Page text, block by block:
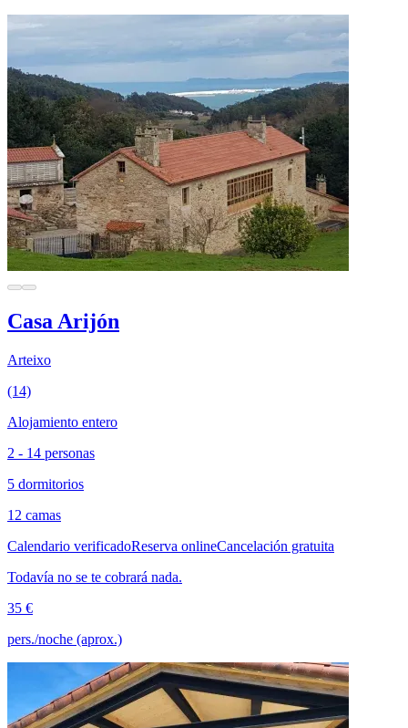
Casa Arijón
Arteixo
(14)
Alojamiento entero
2 - 14 personas
5 dormitorios
12 camas
Calendario verificadoReserva onlineCancelación gratuita
Todavía no se te cobrará nada.
35 €
pers./noche (aprox.)